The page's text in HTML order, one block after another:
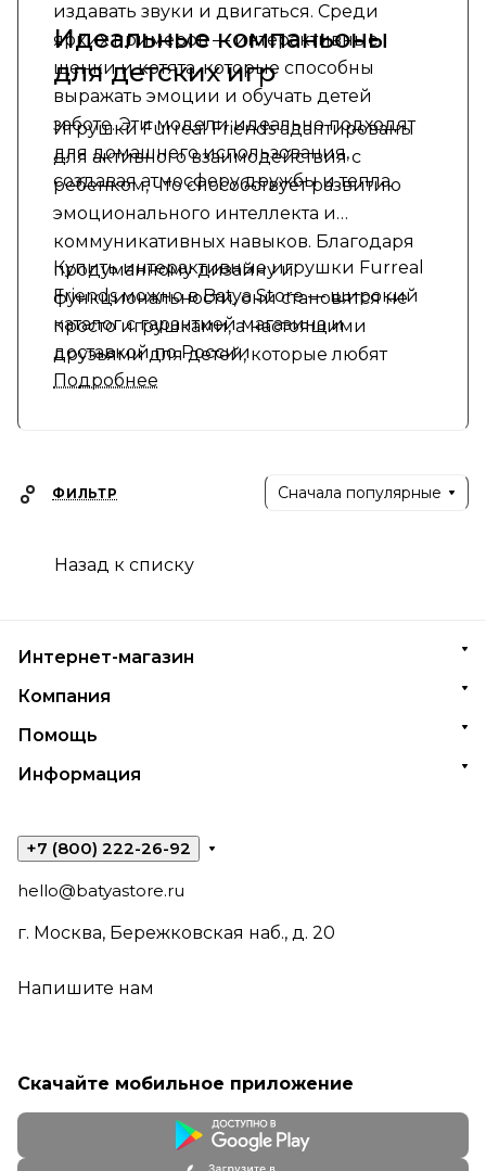
издавать звуки и двигаться. Среди
ярких примеров — интерактивные
щенки и котята, которые способны
выражать эмоции и обучать детей
заботе. Эти модели идеально подходят
для домашнего использования,
создавая атмосферу дружбы и тепла.
Идеальные компаньоны
для детских игр
Игрушки Furreal Friends адаптированы
для активного взаимодействия с
ребенком, что способствует развитию
эмоционального интеллекта и
коммуникативных навыков. Благодаря
продуманному дизайну и
функциональности, они становятся не
просто игрушками, а настоящими
друзьями для детей, которые любят
играть и учиться в комфортной
Купить интерактивные игрушки Furreal
Friends можно в Batya Store — широкий
каталог с гарантией магазина и
доставкой по России
Подробнее
ФИЛЬТР Сначала популярные
Назад к списку
Интернет-магазин
Компания
Помощь
Информация
+7 (800) 222-26-92
hello@batyastore.ru
г. Москва, Бережковская наб., д. 20
Напишите нам
Скачайте мобильное приложение